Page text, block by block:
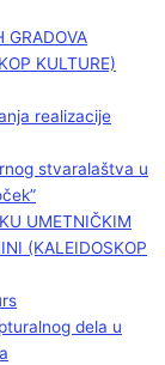
GRADOVA
KULTURE)
realizacije
stvaralaštva u
UMETNIČKIM
(KALEIDOSKOP
dela u